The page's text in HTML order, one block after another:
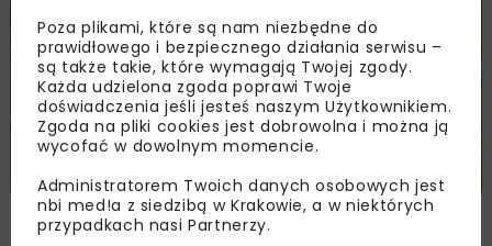
Remont nawierzchni na węzłach A4.
Przetarg obejmuje pięć węzłów
Poza plikami, które są nam niezbędne do
prawidłowego i bezpiecznego działania serwisu –
są także takie, które wymagają Twojej zgody.
Każda udzielona zgoda poprawi Twoje
doświadczenia jeśli jesteś naszym Użytkownikiem.
Zgoda na pliki cookies jest dobrowolna i można ją
wycofać w dowolnym momencie.
Administratorem Twoich danych osobowych jest
nbi med!a z siedzibą w Krakowie, a w niektórych
przypadkach nasi Partnerzy.